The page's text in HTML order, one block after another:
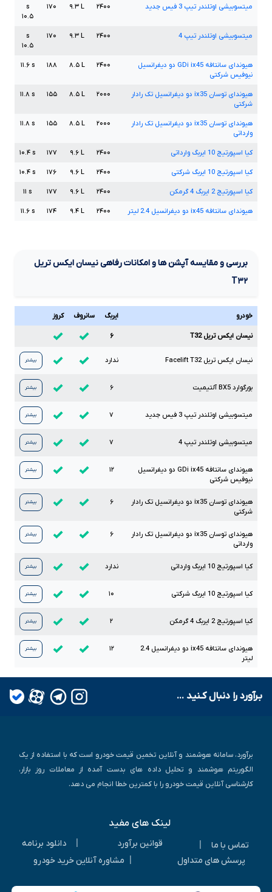
میتسوبیشی اوتلندر تیپ 3 فیس جدید ۲۴۰۰ L ۹.۳ ۱۷۰
s
۱۰.۵
میتسوبیشی اوتلندر تیپ 4 ۲۴۰۰ L ۹.۳ ۱۷۰
s
۱۰.۵
هیوندای سانتافه ix45
GDi دو دیفرانسیل
نیوفیس شرکتی
۲۴۰۰ L ۸.۵ ۱۸۸ s ۱۱.۶
هیوندای توسان ix35 دو دیفرانسیل تک رادار
شرکتی
۲۰۰۰ L ۸.۵ ۱۵۵ s ۱۱.۸
هیوندای توسان ix35 دو دیفرانسیل تک رادار
وارداتی
۲۰۰۰ L ۸.۵ ۱۵۵ s ۱۱.۸
کیا اسپورتیج 10 ایربگ وارداتی ۲۴۰۰ L ۹.۶ ۱۷۷ s ۱۰.۴
کیا اسپورتیج 10 ایربگ شرکتی ۲۴۰۰ L ۹.۶ ۱۷۶ s ۱۰.۴
کیا اسپورتیج2 ایربگ 4گرمکن ۲۴۰۰ L ۹.۶ ۱۷۷ s ۱۱
هیوندای سانتافه ix45 دو دیفرانسیل 2.4 لیتر ۲۴۰۰ L ۹.۴ ۱۷۴ s ۱۱.۶
بررسی و مقایسه آپشن ها و امکانات رفاهی نیسان ایکس تریل
T۳۲
خودرو ایربگ سانروف کروز
نیسان ایکس تریل T32 ۶
نیسان ایکس تریلT32
Facelift ندارد بیشتر
بورگوارد BX5 آلتیمیت ۶ بیشتر
میتسوبیشی اوتلندر تیپ 3 فیس جدید ۷ بیشتر
میتسوبیشی اوتلندر تیپ 4 ۷ بیشتر
هیوندای سانتافه ix45
GDi دو دیفرانسیل
نیوفیس شرکتی
۱۲ بیشتر
هیوندای توسان ix35 دو دیفرانسیل تک رادار
شرکتی
۶ بیشتر
هیوندای توسان ix35 دو دیفرانسیل تک رادار
وارداتی
۶ بیشتر
کیا اسپورتیج 10 ایربگ وارداتی ندارد بیشتر
کیا اسپورتیج 10 ایربگ شرکتی ۱۰ بیشتر
کیا اسپورتیج2 ایربگ 4گرمکن ۲ بیشتر
هیوندای سانتافه ix45 دو دیفرانسیل 2.4
لیتر
۱۲ بیشتر
بـرآورد را دنبال کـنید ...
برآورد، سامانه هوشمند و آنلاین تخمین قیمت خودرو است که با استفاده از یک
الگوریتم هوشمند و تحلیل داده های بدست آمده از معاملات روز بازار،
کارشناسی آنلاین قیمت خودرو را با کمترین خطا انجام می دهد.
لینک های مفید
تماس با ما قوانین برآورد
دانلود برنامه
پرسش های متداول
مشاوره آنلاین خرید خودرو